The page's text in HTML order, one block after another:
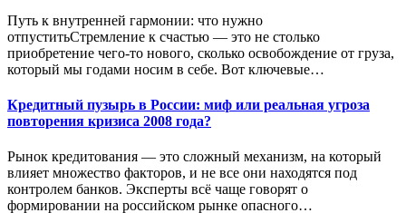
Путь к внутренней гармонии: что нужно
отпуститьСтремление к счастью — это не столько
приобретение чего-то нового, сколько освобождение от груза,
который мы годами носим в себе. Вот ключевые…
Кредитный пузырь в России: миф или реальная угроза
повторения кризиса 2008 года?
Рынок кредитования — это сложный механизм, на который
влияет множество факторов, и не все они находятся под
контролем банков. Эксперты всё чаще говорят о
формировании на российском рынке опасного…